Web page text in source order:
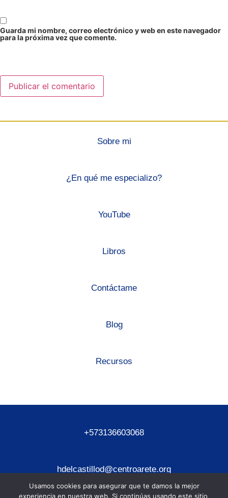
Guarda mi nombre, correo electrónico y web en este navegador
para la próxima vez que comente.
Sobre mi
¿En qué me especializo?
YouTube
Libros
Contáctame
Blog
Recursos
+573136603068
hdelcastillod@centroarete.org
Usamos cookies para asegurar que te damos la mejor
experiencia en nuestra web. Si continúas usando este sitio,